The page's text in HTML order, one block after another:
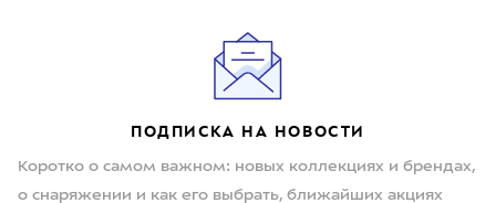
ПОДПИСКА НА НОВОСТИ
Коротко о самом важном: новых коллекциях и брендах,
о снаряжении и как его выбрать, ближайших акциях